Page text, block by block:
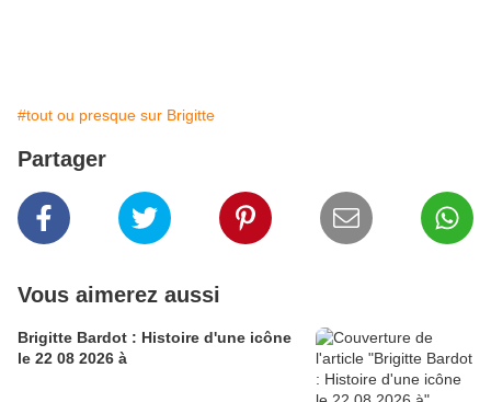
#tout ou presque sur Brigitte
Partager
Vous aimerez aussi
Brigitte Bardot : Histoire d'une icône
le 22 08 2026 à